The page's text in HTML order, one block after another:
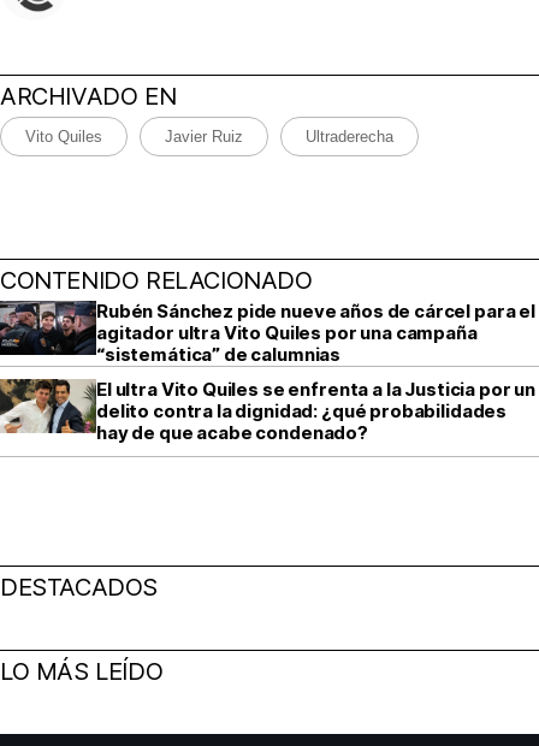
ARCHIVADO EN
Vito Quiles Javier Ruiz Ultraderecha
CONTENIDO RELACIONADO
Rubén Sánchez pide nueve años de cárcel para el
agitador ultra Vito Quiles por una campaña
“sistemática” de calumnias
El ultra Vito Quiles se enfrenta a la Justicia por un
delito contra la dignidad: ¿qué probabilidades
hay de que acabe condenado?
DESTACADOS
LO MÁS LEÍDO